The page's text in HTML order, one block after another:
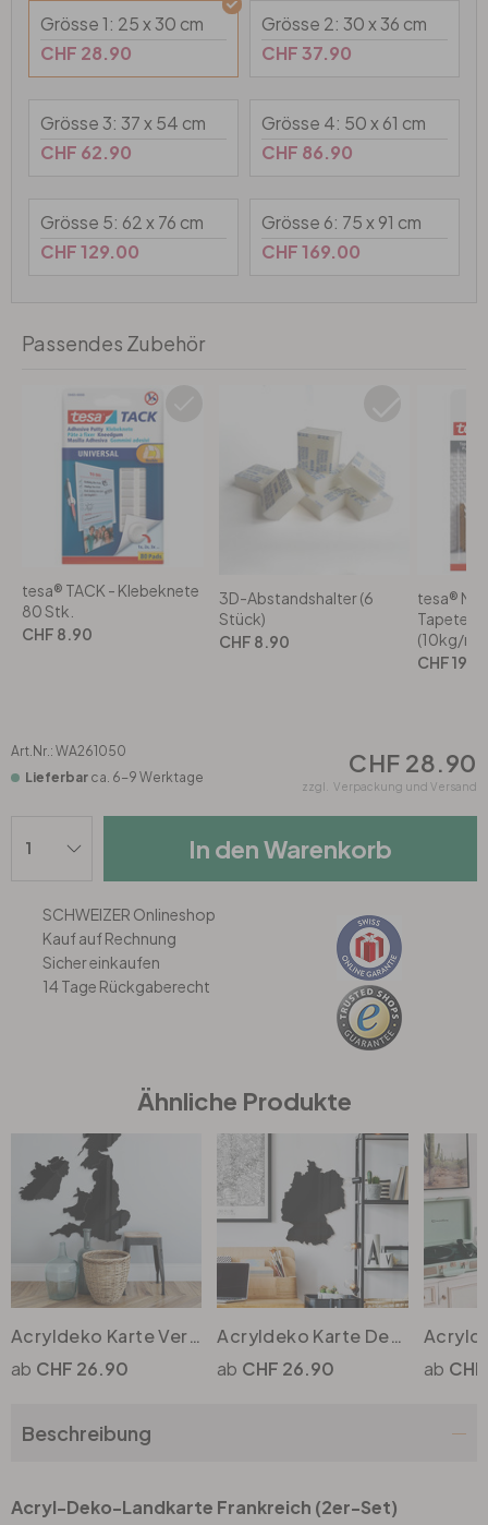
Wandtattoo & Bilderrahmen
Wandtattoo & Haken
Liebe
Zweifarbig
Rund
Wohnzimmer
Schlafzimmer
Flur
Wandbilder-Set
Hexagon Bilder
Panorama Bilder
4-teilig
5-teilig
Wohnzimmer
Schlafzimmer
Tapeten Weiss
Tapeten Schwarz
Tapeten Rot
Tapeten Blau
Tapeten Grün
Tapeten Pink & Rosa
Schlafzimmer
Kinderzimmer
Küche
Eingangsbereich
Tischplatten
Heimtextilien
Künstlerbedarf
Grösse 1: 25 x 30 cm
CHF 28.90
Grösse 2: 30 x 36 cm
CHF 37.90
Grösse 3: 37 x 54 cm
CHF 62.90
Grösse 4: 50 x 61 cm
CHF 86.90
Grösse 5: 62 x 76 cm
CHF 129.00
Grösse 6: 75 x 91 cm
CHF 169.00
Passendes Zubehör
tesa® TACK - Klebeknete
80 Stk.
CHF 8.90
3D-Abstandshalter (6
Stück)
CHF 8.90
tesa®
Tapeten
(10kg/m)
CHF
Art.Nr.: WA261050
Lieferbar ca. 6-9 Werktage CHF 28.90
zzgl. Verpackung und Versand
In den Warenkorb
SCHWEIZER Onlineshop
Kauf auf Rechnung
Sicher einkaufen
14 Tage Rückgaberecht
Ähnliche Produkte
Acryldeko Karte Vereinigtes Königreich
CHF 26.90
Acryldeko Karte Deutschland
CHF 26.90
Beschreibung
Acryl-Deko-Landkarte Frankreich (2er-Set)